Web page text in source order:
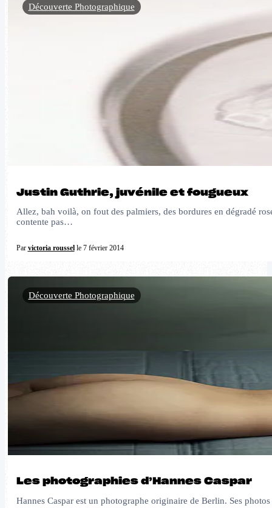
Justin Guthrie, juvénile et fougueux
Allez, bah voilà, on fout des palmiers, des bordures en dégradé
contente pas…
Par victoria rousselle 7 février 2014
Découverte Photographique
Les photographies d’Hannes Caspar
Hannes Caspar est un photographe originaire de Berlin. Ses
Découverte Photographique